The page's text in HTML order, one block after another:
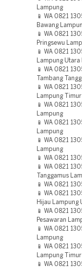
Lampung
📱 WA 0821
Bawang
📱 WA 0821
Pringsewu
📱 WA 0821
Lampung
📱 WA 0821
Tambang
📱 WA 0821
Lampung
📱 WA 0821
Lampung
📱 WA 0821
Lampung
📱 WA 0821
Lampung
📱 WA 0821
📱 WA 0821
Tanggamus
📱 WA 0821
📱 WA 0821
Hijau Lampung
📱 WA 0821
Pesawaran
📱 WA 0821
Lampung
📱 WA 0821
Lampung
📱 WA 0821